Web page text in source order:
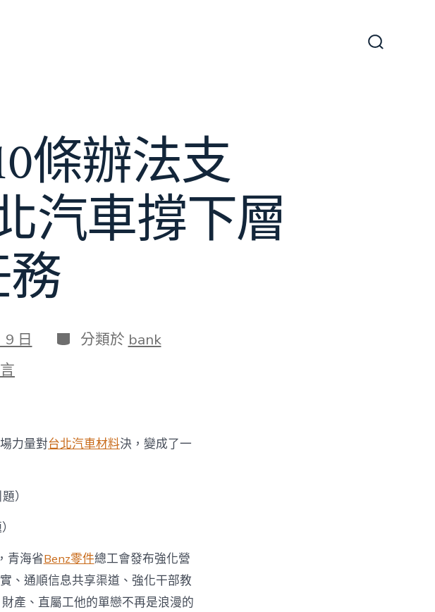
條辦法支
汽車撐下層
9 日 分
類
分類於 bank
力量對台北汽車材料決，變成了一
）
青海省Benz零件總工會發布強化營
、通順信息共享渠道、強化干部教
產、直屬工他的單戀不再是浪漫的